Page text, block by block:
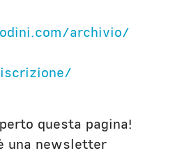
In prima persona
English Bio
archivio/
questa pagina!
una newsletter